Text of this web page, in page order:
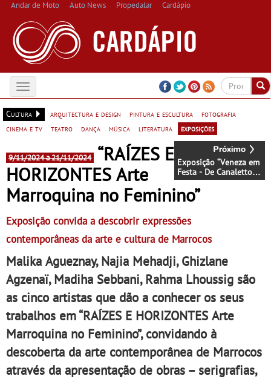
Andar de Moto Auto News Propedalar Cardápio
Toggle
navigation
Cultura
arquitectura e design pintura e escultura
fotografia
cinema e tv
teatro dança música literatura exposições
Exposição “Veneza em
Festa - De Canaletto a
Guardi” - Na Fundação
Calouste Gulbenkian
até 13 de Janeiro
9/11/2024 a 21/11/2024
“RAÍZES E
HORIZONTES Arte
Marroquina no Feminino”
Exposição convida a descobrir expressões
contemporâneas da arte e cultura de Marrocos
Malika Agueznay, Najia Mehadji, Ghizlane
Agzenaï, Madiha Sebbani, Rahma Lhoussig são
as cinco artistas que dão a conhecer os seus
trabalhos em“RAÍZES E HORIZONTES Arte
Marroquina no Feminino”, convidando à
descoberta da arte contemporânea de Marrocos
através da apresentação de obras – serigrafias,